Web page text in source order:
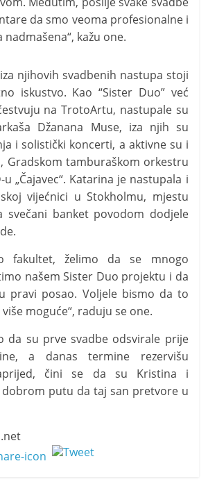
da smo veoma profesionalne i
nadmašena“, kažu one.
njihovih svadbenih nastupa stoji
iskustvo. Kao “Sister Duo” već
na TrotoArtu, nastupale su
Džanana Muse, iza njih su
i solistički koncerti, a aktivne su i
Gradskom tamburaškom orkestru
u „Čajavec“. Katarina je nastupala i
vijećnici u Stokholmu, mjestu
svečani banket povodom dodjele
fakultet, želimo da se mnogo
našem Sister Duo projektu i da
pravi posao. Voljele bismo da to
moguće“, raduju se one.
da su prve svadbe odsvirale prije
a danas termine rezervišu
čini se da su Kristina i
dobrom putu da taj san pretvore u